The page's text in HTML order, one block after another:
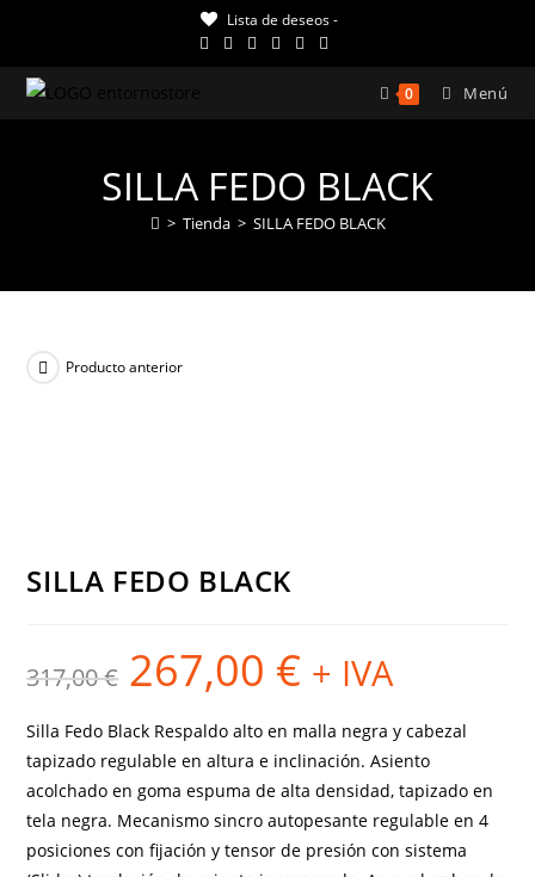
contenido
Lista de deseos -
0 Menú
SILLA FEDO BLACK
> Tienda > SILLA FEDO BLACK
Producto anterior
SILLA FEDO BLACK
317,00€
El
precio
original
317,00 €.
267,00 €El
precio
actual
267,00 €.
+ IVA
Silla Fedo Black Respaldo alto en malla negra y cabezal
tapizado regulable en altura e inclinación. Asiento
acolchado en goma espuma de alta densidad, tapizado en
tela negra. Mecanismo sincro autopesante regulable en 4
posiciones con fijación y tensor de presión con sistema